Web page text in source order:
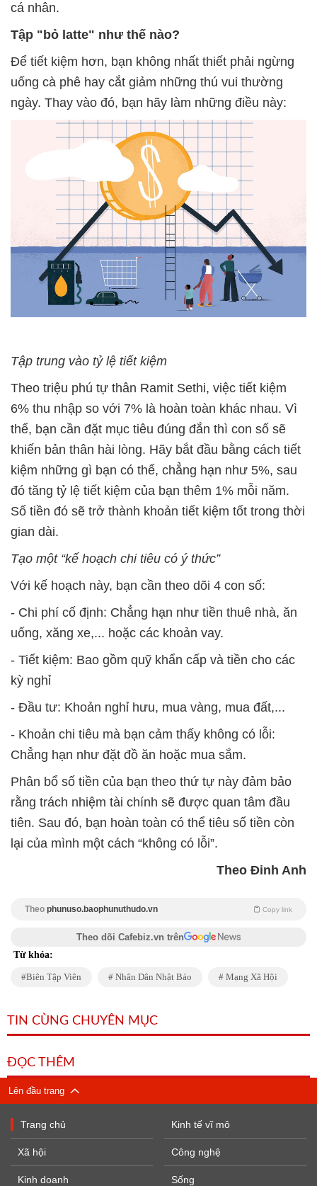
cá nhân.
Tập "bỏ latte" như thế nào?
Để tiết kiệm hơn, bạn không nhất thiết phải ngừng
uống cà phê hay cắt giảm những thú vui thường
ngày. Thay vào đó, bạn hãy làm những điều này:
Tập trung vào tỷ lệ tiết kiệm
Theo triệu phú tự thân Ramit Sethi, việc tiết kiệm
6% thu nhập so với 7% là hoàn toàn khác nhau. Vì
thế, bạn cần đặt mục tiêu đúng đắn thì con số sẽ
khiến bản thân hài lòng. Hãy bắt đầu bằng cách tiết
kiệm những gì bạn có thể, chẳng hạn như 5%, sau
đó tăng tỷ lệ tiết kiệm của bạn thêm 1% mỗi năm.
Số tiền đó sẽ trở thành khoản tiết kiệm tốt trong thời
gian dài.
Tạo một “kế hoạch chi tiêu có ý thức”
Với kế hoạch này, bạn cần theo dõi 4 con số:
- Chi phí cố định: Chẳng hạn như tiền thuê nhà, ăn
uống, xăng xe,... hoặc các khoản vay.
- Tiết kiệm: Bao gồm quỹ khẩn cấp và tiền cho các
kỳ nghỉ
- Đầu tư: Khoản nghỉ hưu, mua vàng, mua đất,...
- Khoản chi tiêu mà bạn cảm thấy không có lỗi:
Chẳng hạn như đặt đồ ăn hoặc mua sắm.
Phân bổ số tiền của bạn theo thứ tự này đảm bảo
rằng trách nhiệm tài chính sẽ được quan tâm đầu
tiên. Sau đó, bạn hoàn toàn có thể tiêu số tiền còn
lại của mình một cách “không có lỗi”.
Theo Đinh Anh
Theo phunuso.baophunuthudo.vn Copy link
Theo dõi Cafebiz.vn trên
Từ khóa:
Biên Tập Viên Nhân Dân Nhật Báo Mạng Xã Hội
TIN CÙNG CHUYÊN MỤC
ĐỌC THÊM
Lên đầu trang
Trang chủ
Xã hội
Kinh doanh
Kinh tế vĩ mô
Công nghệ
Sống